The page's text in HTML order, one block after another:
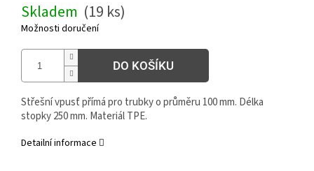
cena:
Skladem (19 ks)
Možnosti doručení
DO KOŠÍKU
Střešní vpusť přímá pro trubky o průměru 100 mm. Délka
stopky 250 mm. Materiál TPE.
Detailní informace